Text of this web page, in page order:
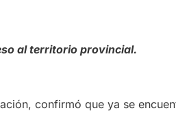
al territorio provincial.
confirmó que ya se